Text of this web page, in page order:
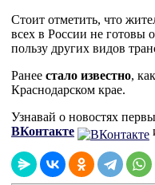
Стоит отметить, что
всех в России не готовы
пользу других видов
Ранее стало известно,
Краснодарском крае.
Узнавай о новостях
ВКонтакте